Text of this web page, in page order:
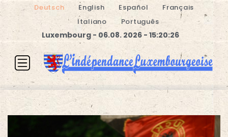
Deutsch English Español
Français
Italiano
Português
Luxembourg - 06.08. 2026 - 15:20:26